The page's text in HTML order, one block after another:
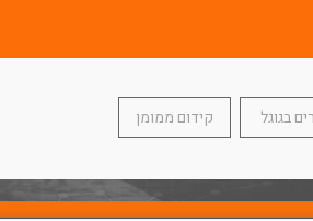
בגוגל קידום ממומן